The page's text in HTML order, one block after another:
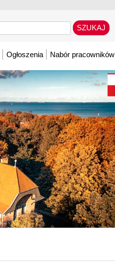
Ogłoszenia Nabór pracowników